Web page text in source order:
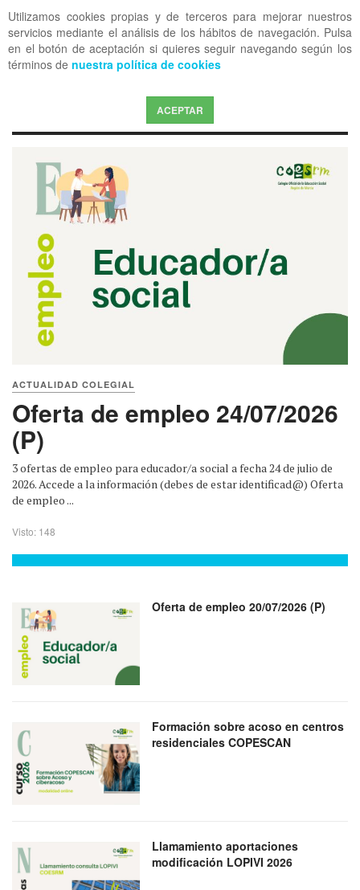
Utilizamos cookies propias y de terceros para mejorar nuestros
servicios mediante el análisis de los hábitos de navegación. Pulsa
en el botón de aceptación si quieres seguir navegando según los
términos de nuestra política de cookies
ACEPTAR
OFF CANVAS
ACTUALIDAD COLEGIAL
Oferta de empleo 24/07/2026
(P)
3 ofertas de empleo para educador/a social a fecha 24 de julio de
2026. Accede a la información (debes de estar identificad@) Oferta
de empleo ...
Visto: 148
Oferta de empleo 20/07/2026 (P)
Formación sobre acoso en centros
residenciales COPESCAN
Llamamiento aportaciones
modificación LOPIVI 2026